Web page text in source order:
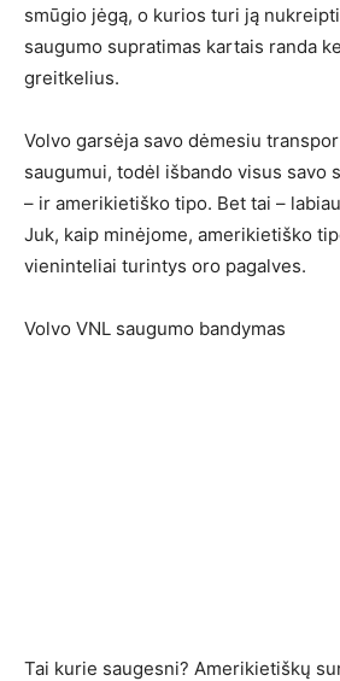
smūgio jėgą, o kurios turi ją
saugumo supratimas kartais randa
greitkelius.
Volvo garsėja savo dėmesiu
saugumui, todėl išbando visus savo
– ir amerikietiško tipo. Bet tai –
Juk, kaip minėjome, amerikietiško
vieninteliai turintys oro pagalves.
Volvo VNL saugumo bandymas
Tai kurie saugesni? Amerikietiškų